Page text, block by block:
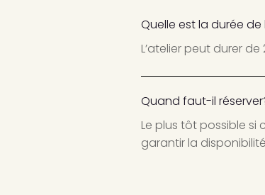
Quelle est la durée de
L’atelier peut durer
Quand faut-il
Le plus tôt possible si
garantir la